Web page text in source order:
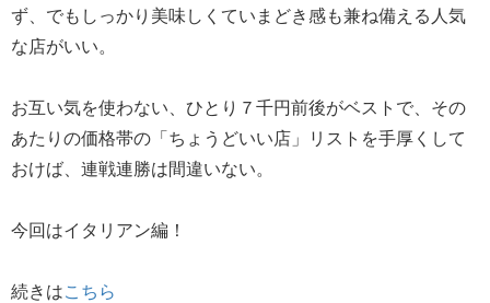
ず、でもしっかり美味しくていまどき感も兼ね備える人気
な店がいい。
お互い気を使わない、ひとり７千円前後がベストで、その
あたりの価格帯の「ちょうどいい店」リストを手厚くして
おけば、連戦連勝は間違いない。
今回はイタリアン編！
続きはこちら